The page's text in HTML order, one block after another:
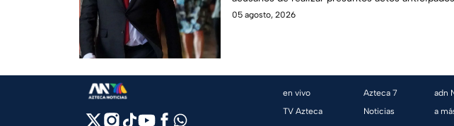
campaña.
05 agosto, 2026
en vivo
TV Azteca
Azteca 7
Noticias
adn
a